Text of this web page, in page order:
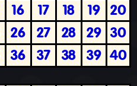
16 17 18 19 20
26 27 28 29 30
36 37 38 39 40